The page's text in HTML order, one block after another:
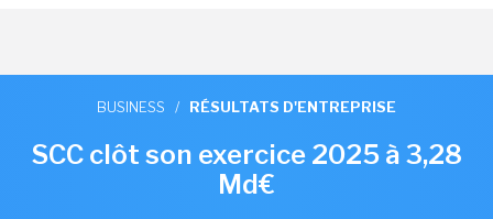
BUSINESS / RÉSULTATS D'ENTREPRISE
SCC clôt son exercice 2025 à 3,28
Md€